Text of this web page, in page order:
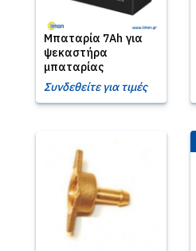
Μπαταρία 7Ah για
ψεκαστήρα
μπαταρίας
Συνδεθείτε για τιμές